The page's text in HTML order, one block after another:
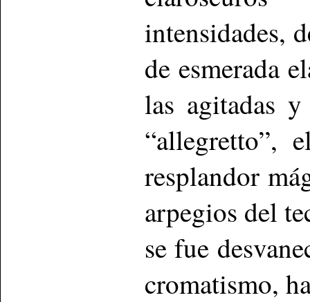
intensidades,
de esmerada
las agitadas
“allegretto”,
resplandor
arpegios del
se fue
cromatismo,